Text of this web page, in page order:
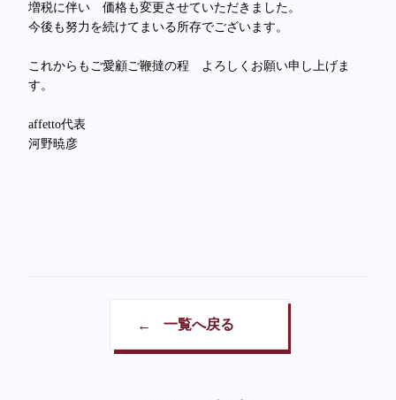
増税に伴い 価格も変更させていただきました。
今後も努力を続けてまいる所存でございます。
これからもご愛顧ご鞭撻の程 よろしくお願い申し上げま
す。
affetto代表
河野暁彦
一覧へ戻る